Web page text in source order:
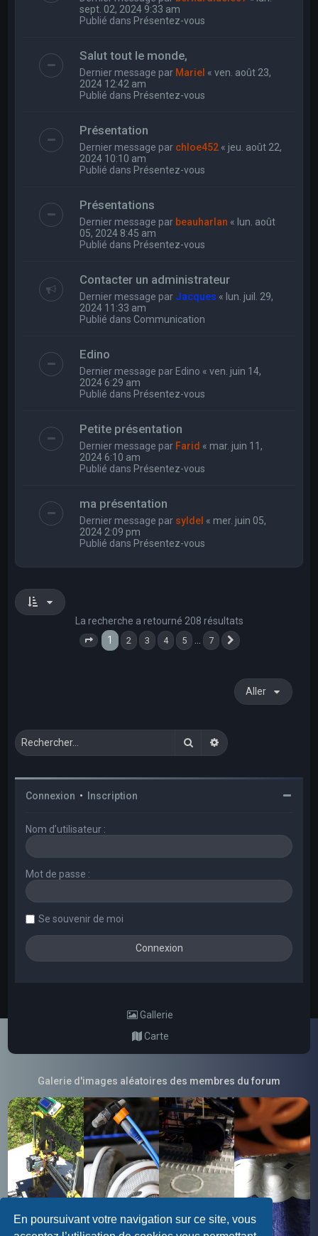
En poursuivant votre navigation sur ce site, vous
sept. 02, 2024 9:33 am
Publié dans Présentez-vous
Salut tout le monde,
Dernier message par Mariel «ven. août 23,
2024 12:42 am
Publié dans Présentez-vous
Présentation
Dernier message par chloe452 « jeu. août 22,
2024 10:10 am
Publié dans Présentez-vous
Présentations
Dernier message par beauharlan « lun. août
05, 2024 8:45 am
Publié dans Présentez-vous
Contacter un administrateur
Dernier message par Jacques « lun. juil. 29,
2024 11:33 am
Publié dans Communication
Edino
Dernier message par Edino «ven. juin 14,
2024 6:29 am
Publié dans Présentez-vous
Petite présentation
Dernier message par Farid « mar. juin 11,
2024 6:10 am
Publié dans Présentez-vous
ma présentation
Dernier message par syldel « mer. juin 05,
2024 2:09 pm
Publié dans Présentez-vous
La recherche a retourné 208 résultats
Page 1 sur
1 2 3 4 5 7
Aller
RechercherRecherche avancée
Connexion • Inscription
Nom d’utilisateur :
Mot de passe :
Se souvenir de moi
Gallerie
Carte
Galerie d'images aléatoires des membres du forum